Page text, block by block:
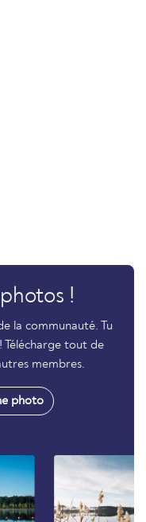
!
la communauté. Tu
Télécharge tout de
membres.
photo